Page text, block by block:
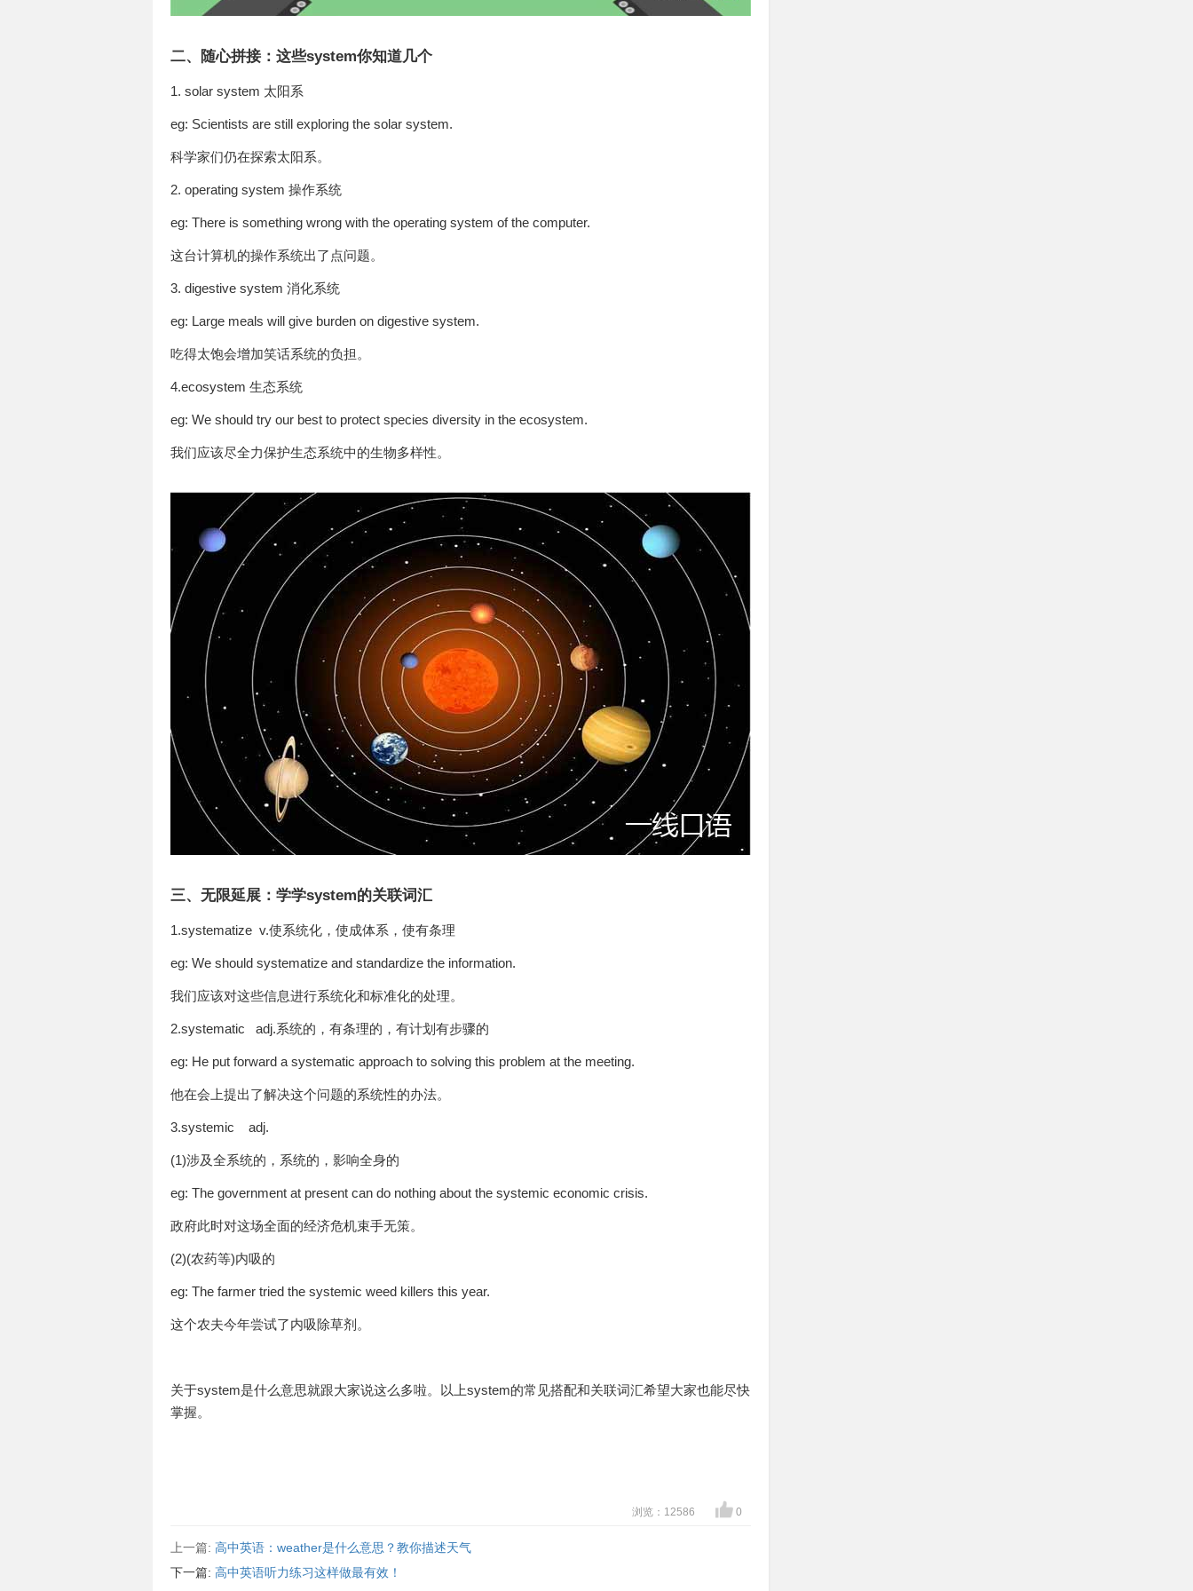
二、随心拼接：这些system你知道几个
1. solar system 太阳系
eg: Scientists are still exploring the solar system.
科学家们仍在探索太阳系。
2. operating system 操作系统
eg: There is something wrong with the operating system of the computer.
这台计算机的操作系统出了点问题。
3. digestive system 消化系统
eg: Large meals will give burden on digestive system.
吃得太饱会增加笑话系统的负担。
4.ecosystem 生态系统
eg: We should try our best to protect species diversity in the ecosystem.
我们应该尽全力保护生态系统中的生物多样性。
三、无限延展：学学system的关联词汇
1.systematize v.使系统化，使成体系，使有条理
eg: We should systematize and standardize the information.
我们应该对这些信息进行系统化和标准化的处理。
2.systematic adj.系统的，有条理的，有计划有步骤的
eg: He put forward a systematic approach to solving this problem at the meeting.
他在会上提出了解决这个问题的系统性的办法。
3.systemic adj.
(1)涉及全系统的，系统的，影响全身的
eg: The government at present can do nothing about the systemic economic crisis.
政府此时对这场全面的经济危机束手无策。
(2)(农药等)内吸的
eg: The farmer tried the systemic weed killers this year.
这个农夫今年尝试了内吸除草剂。
关于system是什么意思就跟大家说这么多啦。以上system的常见搭配和关联词汇希望大家也能尽快
掌握。
浏览：12586 0
上一篇: 高中英语：weather是什么意思？教你描述天气
下一篇: 高中英语听力练习这样做最有效！